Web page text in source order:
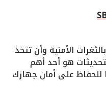
الأمنية وأن تتخذ
هو أحد أهم
للحفاظ على أمان جهازك